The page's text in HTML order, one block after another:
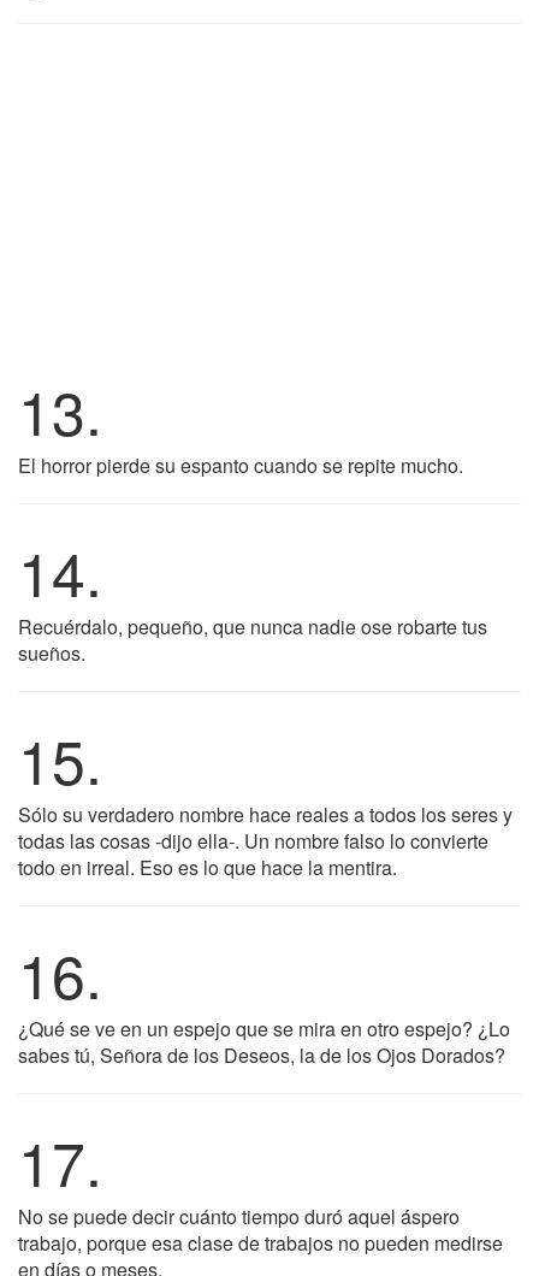
13.
El horror pierde su espanto cuando se repite mucho.
14.
Recuérdalo, pequeño, que nunca nadie ose robarte tus
sueños.
15.
Sólo su verdadero nombre hace reales a todos los seres y
todas las cosas -dijo ella-. Un nombre falso lo convierte
todo en irreal. Eso es lo que hace la mentira.
16.
¿Qué se ve en un espejo que se mira en otro espejo? ¿Lo
sabes tú, Señora de los Deseos, la de los Ojos Dorados?
17.
No se puede decir cuánto tiempo duró aquel áspero
trabajo, porque esa clase de trabajos no pueden medirse
en días o meses.